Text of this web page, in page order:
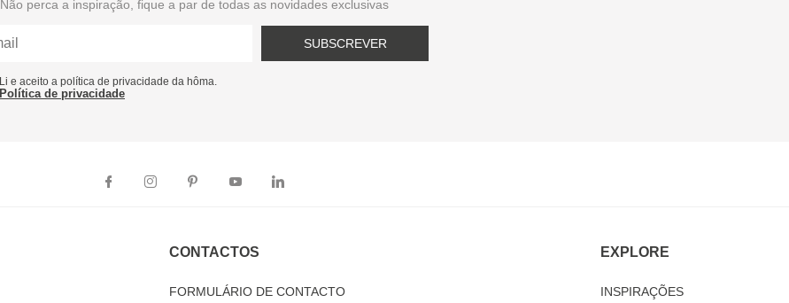
Não perca a inspiração, fique a par de todas as novidades exclusivas
SUBSCREVER
Li e aceito a política de privacidade da hôma.
Política de privacidade
CONTACTOS
FORMULÁRIO DE CONTACTO
EXPLORE
INSPIRAÇÕES